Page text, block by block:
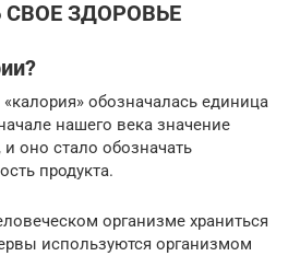
ЗДОРОВЬЕ
обозначалась единица
нашего века значение
оно стало обозначать
продукта.
организме храниться
используются организмом